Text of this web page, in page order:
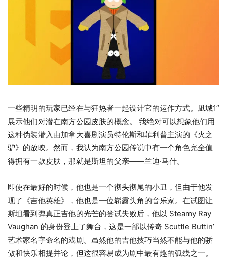
一些精明的玩家已经在与狂热者一起设计它的运作方式。 凪城1”
展示他们对潜在南方公园皮肤的概念。 我绝对可以想象他们用
这种伪装潜入由加拿大喜剧演员特伦斯和菲利普主演的《火之
驴》的放映。然而，我认为南方公园传说中有一个角色完全值
得拥有一款皮肤，那就是斯坦的父亲——兰迪·马什。
即使在最好的时候，他也是一个彻头彻尾的小丑，但由于他发
现了《吉他英雄》，他也是一位崭露头角的音乐家。在试图让
斯坦看到弹真正吉他的光芒的尝试失败后，他以 Steamy Ray
Vaughan 的身份登上了舞台，这是一部以传奇 Scuttle Buttin’
艺术家名字命名的戏剧。虽然他的吉他技巧当然不能与他的骄
傲和快乐相提并论，但这很容易成为剧中最有趣的弧线之一。